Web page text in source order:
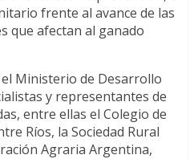
frente al avance de las
que afectan al ganado
Ministerio de Desarrollo
y representantes de
entre ellas el Colegio de
Ríos, la Sociedad Rural
Agraria Argentina,